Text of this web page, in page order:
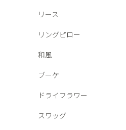
リース
リングピロー
和風
ブーケ
ドライフラワー
スワッグ